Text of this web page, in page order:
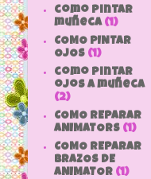
como pintar
muñeca (1)
COMO PINTAR
OJOS (1)
como pintar
ojos a muñeca
(2)
COMO REPARAR
ANIMATORS (1)
COMO REPARAR
BRAZOS DE
ANIMATOR (1)